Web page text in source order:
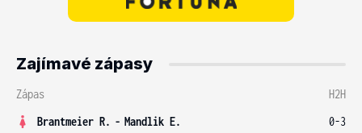
Zajímavé zápasy
Zápas
H2H
Brantmeier R. - Mandlik E.
0-3